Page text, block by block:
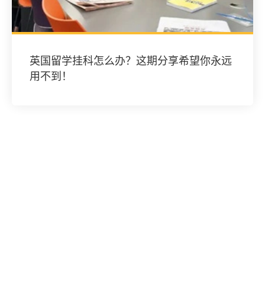
英国留学挂科怎么办？这期分享希望你永远
用不到！